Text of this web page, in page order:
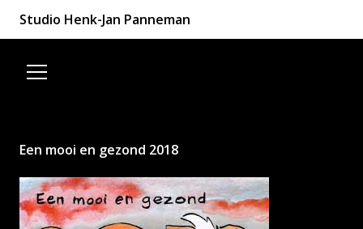
Studio Henk-Jan Panneman
Een mooi en gezond 2018